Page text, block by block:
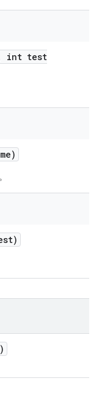
int test